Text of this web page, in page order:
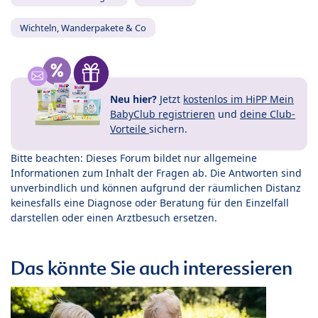
Wichteln, Wanderpakete & Co
Neu hier? Jetzt kostenlos im HiPP Mein
BabyClub registrieren und deine Club-
Vorteile sichern.
Bitte beachten: Dieses Forum bildet nur allgemeine
Informationen zum Inhalt der Fragen ab. Die Antworten sind
unverbindlich und können aufgrund der räumlichen Distanz
keinesfalls eine Diagnose oder Beratung für den Einzelfall
darstellen oder einen Arztbesuch ersetzen.
Das könnte Sie auch interessieren